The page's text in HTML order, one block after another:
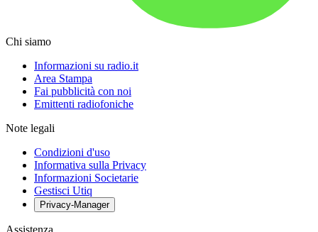
Chi siamo
Informazioni su radio.it
Area Stampa
Fai pubblicità con noi
Emittenti radiofoniche
Note legali
Condizioni d'uso
Informativa sulla Privacy
Informazioni Societarie
Gestisci Utiq
Privacy-Manager